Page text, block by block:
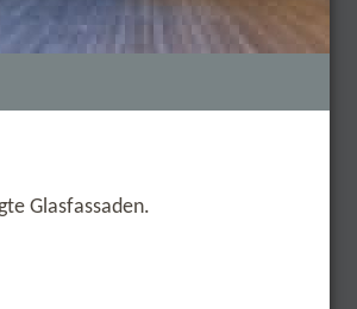
Glasfassaden.